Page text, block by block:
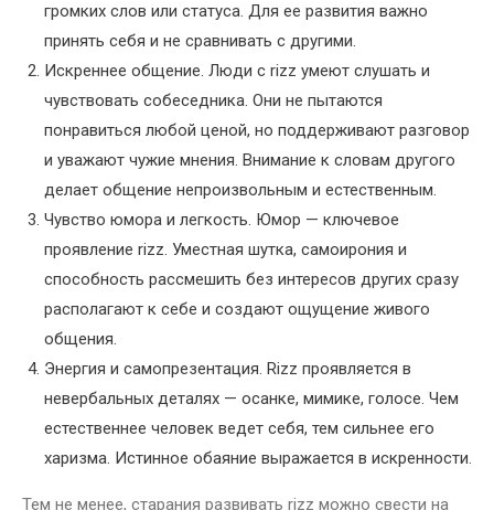
громких слов или статуса. Для ее развития важно
принять себя и не сравнивать с другими.
Искреннее общение. Люди с rizz умеют слушать и
чувствовать собеседника. Они не пытаются
понравиться любой ценой, но поддерживают разговор
и уважают чужие мнения. Внимание к словам другого
делает общение непроизвольным и естественным.
Чувство юмора и легкость. Юмор — ключевое
проявление rizz. Уместная шутка, самоирония и
способность рассмешить без интересов других сразу
располагают к себе и создают ощущение живого
общения.
Энергия и самопрезентация. Rizz проявляется в
невербальных деталях — осанке, мимике, голосе. Чем
естественнее человек ведет себя, тем сильнее его
харизма. Истинное обаяние выражается в искренности.
Тем не менее, старания развивать rizz можно свести на